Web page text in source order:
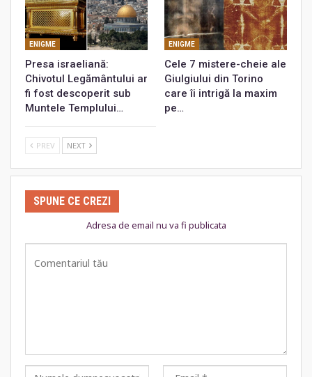
ENIGME
Presa israeliană:
Chivotul Legământului ar
fi fost descoperit sub
Muntele Templului…
ENIGME
Cele 7 mistere-cheie ale
Giulgiului din Torino
care îi intrigă la maxim
pe…
PREV NEXT
SPUNE CE CREZI
Adresa de email nu va fi publicata